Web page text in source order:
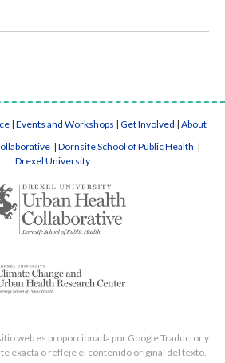
| Events and Workshops | Get Involved | About
| Dornsife School of Public Health |
Drexel University
web es proporcionada por Google Traductor y
exacta o refleje el contenido original del texto.